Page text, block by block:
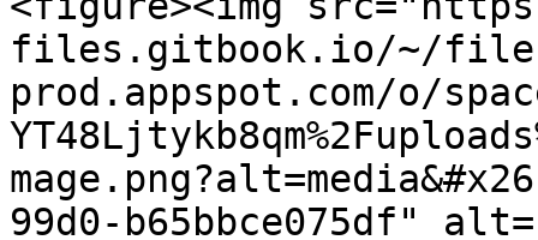
files.gitbook.io/~/
prod.appspot.com/o/
99d0-b65bbce075df"